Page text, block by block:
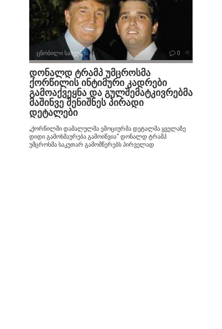
ცნობილი სახეები 0
დონალდ ტრამპ უმცროსმა
ქორწილის ინტიმური კადრები
გამოაქვეყნა და გულშემატკივრებმა
მაშინვე შენიშნეს პირადი
დეტალები
„ქორწილში დამალულმა ემოციურმა დეტალმა ყველაზე
დიდი გამოხმაურება გამოიწვია“ დონალდ ტრამპ
უმცროსმა საკუთარ გამომწერებს პირველად